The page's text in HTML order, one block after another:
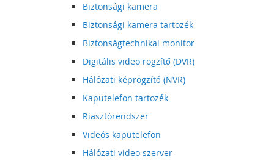
Biztonsági kamera
Biztonsági kamera tartozék
Biztonságtechnikai monitor
Digitális video rögzítő (DVR)
Hálózati képrögzítő (NVR)
Kaputelefon tartozék
Riasztórendszer
Videós kaputelefon
Hálózati video szerver